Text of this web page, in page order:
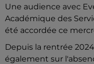
Une audience avec
Académique des
été accordée ce
Depuis la rentrée
également sur